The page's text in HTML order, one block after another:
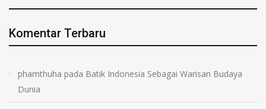
Komentar Terbaru
phamthuha pada Batik Indonesia Sebagai Warisan Budaya
Dunia